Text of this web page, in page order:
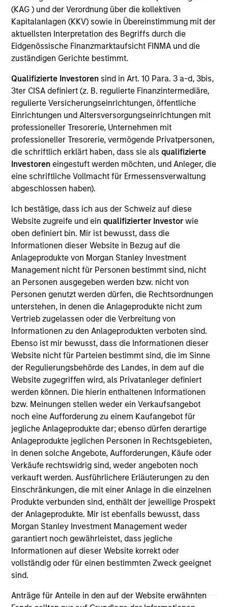
(KAG ) und der Verordnung über die kollektiven
Kapitalanlagen (KKV) sowie in Übereinstimmung mit der
aktuellsten Interpretation des Begriffs durch die
Eidgenössische Finanzmarktaufsicht FINMA und die
zuständigen Gerichte bestimmt.
Qualifizierte Investoren sind in Art. 10 Para. 3 a-d, 3bis,
3ter CISA definiert (z. B. regulierte Finanzintermediäre,
regulierte Versicherungseinrichtungen, öffentliche
Einrichtungen und Altersversorgungseinrichtungen mit
professioneller Tresorerie, Unternehmen mit
professioneller Tresorerie, vermögende Privatpersonen,
die schriftlich erklärt haben, dass sie alsqualifizierte
Investoren eingestuft werden möchten, und Anleger, die
eine schriftliche Vollmacht für Ermessensverwaltung
abgeschlossen haben).
Ich bestätige, dass ich aus der Schweiz auf diese
Website zugreife und ein qualifizierter Investor wie
oben definiert bin. Mir ist bewusst, dass die
Informationen dieser Website in Bezug auf die
Anlageprodukte von Morgan Stanley Investment
Management nicht für Personen bestimmt sind, nicht
an Personen ausgegeben werden bzw. nicht von
Personen genutzt werden dürfen, die Rechtsordnungen
unterstehen, in denen die Anlageprodukte nicht zum
Vertrieb zugelassen oder die Verbreitung von
Informationen zu den Anlageprodukten verboten sind.
Ebenso ist mir bewusst, dass die Informationen dieser
Website nicht für Parteien bestimmt sind, die im Sinne
der Regulierungsbehörde des Landes, in dem auf die
Website zugegriffen wird, als Privatanleger definiert
werden können. Die hierin enthaltenen Informationen
bzw. Meinungen stellen weder ein Verkaufsangebot
noch eine Aufforderung zu einem Kaufangebot für
jegliche Anlageprodukte dar; ebenso dürfen derartige
Anlageprodukte jeglichen Personen in Rechtsgebieten,
in denen solche Angebote, Aufforderungen, Käufe oder
Verkäufe rechtswidrig sind, weder angeboten noch
verkauft werden. Ausführlichere Erläuterungen zu den
Einschränkungen, die mit einer Anlage in die einzelnen
Produkte verbunden sind, enthält der jeweilige Prospekt
der Anlageprodukte. Mir ist ebenfalls bewusst, dass
Morgan Stanley Investment Management weder
garantiert noch gewährleistet, dass jegliche
Informationen auf dieser Website korrekt oder
vollständig oder für einen bestimmten Zweck geeignet
sind.
Anträge für Anteile in den auf der Website erwähnten
COUNTRY
United States
Invested on
Dec 2017
Transaction Type
Buyout
Realization Date
Dec 2020
Secondary Buyout
Manna Pro is a leading manufacturer and distributor
of specialty pet nutrition and care products. The
company targets five core animal end markets: dog
& cat, horse, backyard chicken, other backyard pets
and wildlife attractants, and has a diverse portfolio
of product offerings including animal supplements,
treats, food and grooming products.
View Site
Investment Team
Morgan Stanley Capital Partners
Press Release
The Carlyle Group Acquires Leading Pet Health
and Nutrition Provider Manna Pro Products from
Morgan Stanley Capital Partners
Nov 06,2020
As of July 25, 2025. The above is provided for informational
and educational purposes only. There is no guarantee that
the investment mentioned resulted in positive performance
(for realized holdings), or will perform well in the future (for
current holdings). The trademarks and service marks above
on this website has not been authorized, sponsored, or